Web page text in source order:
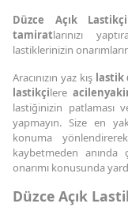
Düzce Açık Lastikçi
tamiratlarınızı
lastiklerinizin
Aracınızın yaz kış lastik
lastikçilere
lastiğinizin patlaması
yapmayın. Size en
konuma
kaybetmeden anında
onarımı konusunda
Düzce Açık